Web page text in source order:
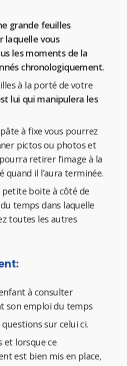
grande feuilles
laquelle vous
les moments de la
chronologiquement.
à la porté de votre
lui qui manipulera les
à fixe vous pourrez
pictos ou photos et
retirer l’image à la
quand il l’aura terminée.
petite boite à côté de
temps dans laquelle
toutes les autres
à consulter
son emploi du temps
questions sur celui ci.
et lorsque ce
est bien mis en place,